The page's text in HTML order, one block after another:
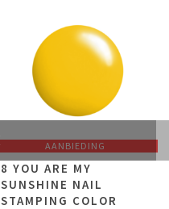
AANBIEDING
8 YOU ARE MY
SUNSHINE NAIL
STAMPING COLOR